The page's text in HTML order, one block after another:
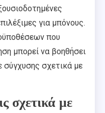
για μπόνους.
που
μπορεί να βοηθήσει
σχετικά με
σχετικά με